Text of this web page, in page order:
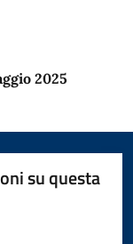
2025
su questa